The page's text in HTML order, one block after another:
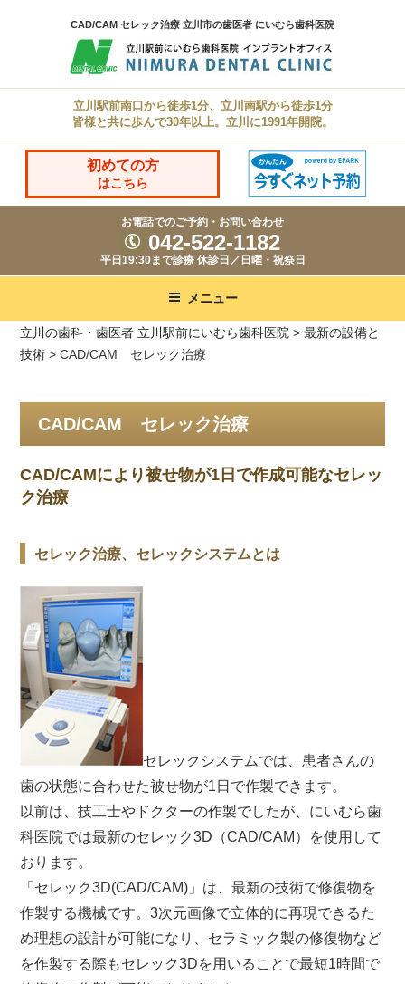
ン
へ
CAD/CAM セレック治療 立川市の歯医者 にいむら歯科医院
立川駅前南口から徒歩1分、立川南駅から徒歩1分
皆様と共に歩んで30年以上。立川に1991年開院。
初めての方
はこちら
お電話でのご予約・お問い合わせ
042-522-1182
平日19:30まで診療 休診日／日曜・祝祭日
メニュー
立川の歯科・歯医者 立川駅前にいむら歯科医院 >最新の設備と
技術 >CAD/CAM セレック治療
CAD/CAM セレック治療
CAD/CAMにより被せ物が1日で作成可能なセレッ
ク治療
セレック治療、セレックシステムとは
セレックシステムでは、患者さんの
歯の状態に合わせた被せ物が1日で作製できます。
以前は、技工士やドクターの作製でしたが、にいむら歯
科医院では最新のセレック3D（CAD/CAM）を使用して
おります。
「セレック3D(CAD/CAM)」は、最新の技術で修復物を
作製する機械です。3次元画像で立体的に再現できるた
め理想の設計が可能になり、セラミック製の修復物など
を作製する際もセレック3Dを用いることで最短1時間で